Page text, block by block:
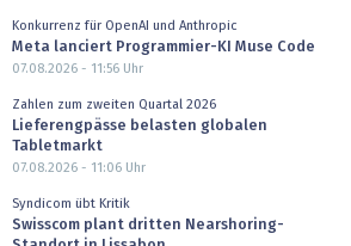
Konkurrenz für OpenAI und Anthropic
Meta lanciert Programmier-KI Muse Code
07.08.2026 - 11:56Uhr
Zahlen zum zweiten Quartal 2026
Lieferengpässe belasten globalen
Tabletmarkt
07.08.2026 - 11:06Uhr
Syndicom übt Kritik
Swisscom plant dritten Nearshoring-